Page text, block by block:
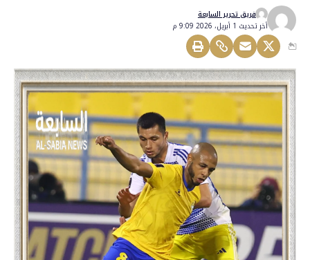
أخر تحديث 1 أبريل، 2026 9:09 م
فريق تحرير السابعة